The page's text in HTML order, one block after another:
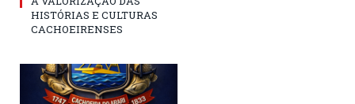
HISTÓRIAS E CULTURAS
CACHOEIRENSES